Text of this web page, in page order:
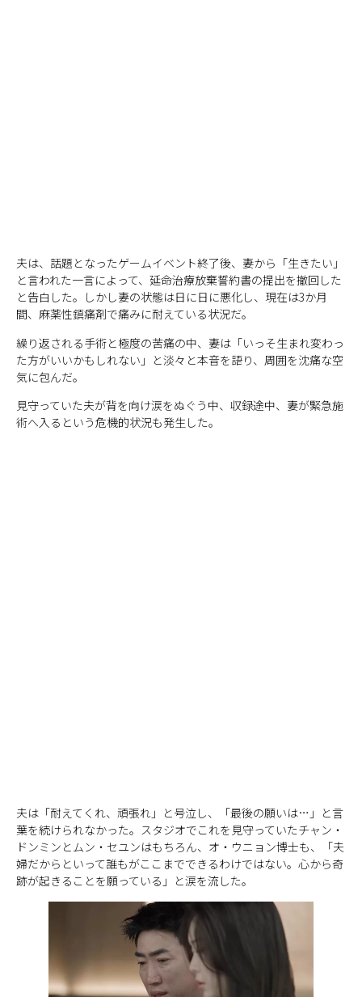
夫は、話題となったゲームイベント終了後、妻から「生きたい」
と言われた一言によって、延命治療放棄誓約書の提出を撤回した
と告白した。しかし妻の状態は日に日に悪化し、現在は3か月
間、麻薬性鎮痛剤で痛みに耐えている状況だ。
繰り返される手術と極度の苦痛の中、妻は「いっそ生まれ変わっ
た方がいいかもしれない」と淡々と本音を語り、周囲を沈痛な空
気に包んだ。
見守っていた夫が背を向け涙をぬぐう中、収録途中、妻が緊急施
術へ入るという危機的状況も発生した。
夫は「耐えてくれ、頑張れ」と号泣し、「最後の願いは…」と言
葉を続けられなかった。スタジオでこれを見守っていたチャン・
ドンミンとムン・セユンはもちろん、オ・ウニョン博士も、「夫
婦だからといって誰もがここまでできるわけではない。心から奇
跡が起きることを願っている」と涙を流した。